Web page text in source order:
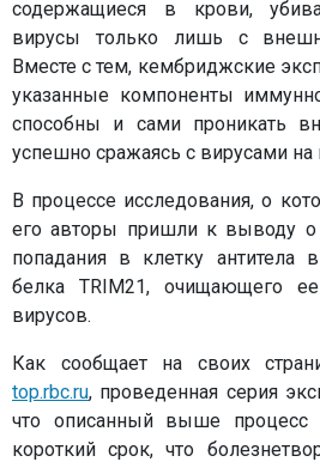
содержащиеся в крови,
вирусы только лишь с
Вместе с тем, кембриджские
указанные компоненты
способны и сами проникать
успешно сражаясь с вирусами на
В процессе исследования, о
его авторы пришли к выводу о
попадания в клетку антитела
белка TRIM21, очищающего
вирусов.
Как сообщает на своих
top.rbc.ru, проведенная серия
что описанный выше процесс
короткий срок, что